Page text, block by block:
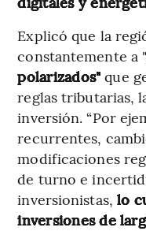
Explicó que la
constantemente a
polarizados" que
reglas tributarias,
inversión. “Por
recurrentes,
modificaciones
de turno e
inversionistas, lo
inversiones de